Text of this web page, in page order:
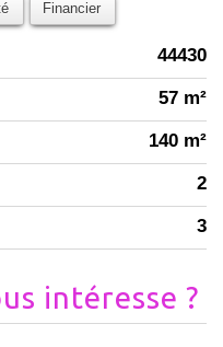
Financier
44430
57 m²
140 m²
2
3
intéresse ?